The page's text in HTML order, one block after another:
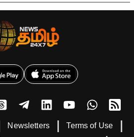
Newsletters
Terms of Use